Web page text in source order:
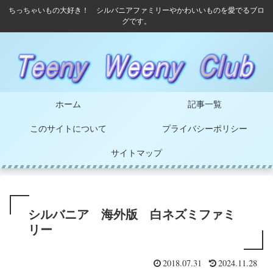
ちっちゃいもの大好き！ シルバニアファミリーやかわいいものを愛でるブロ
グです。
ホーム 記事一覧
このサイトについて プライバシーポリシー
サイトマップ
シルバニア 海外版 白ネズミファミ
リー
2018.07.31 2024.11.28